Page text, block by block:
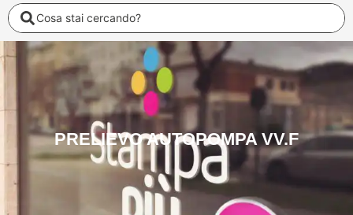
Search
...
PRELIEVO AUTOPOMPA VV.F